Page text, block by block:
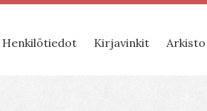
Henkilötiedot Kirjavinkit Arkisto